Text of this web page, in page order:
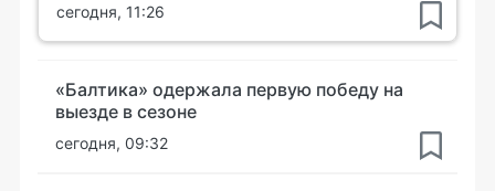
сегодня, 11:26
«Балтика» одержала первую победу на
выезде в сезоне
сегодня, 09:32